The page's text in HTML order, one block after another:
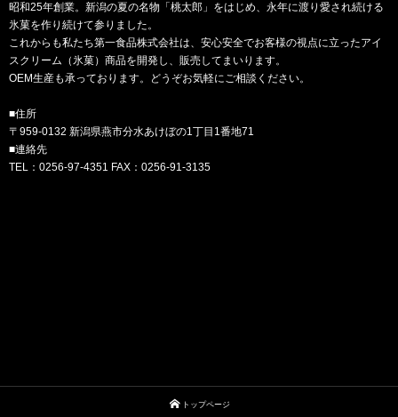
昭和25年創業。新潟の夏の名物「桃太郎」をはじめ、永年に渡り愛され続ける
氷菓を作り続けて参りました。
これからも私たち第一食品株式会社は、安心安全でお客様の視点に立ったアイ
スクリーム（氷菓）商品を開発し、販売してまいります。
OEM生産も承っております。どうぞお気軽にご相談ください。
■住所
〒959-0132 新潟県燕市分水あけぼの1丁目1番地71
■連絡先
TEL：0256-97-4351 FAX：0256-91-3135
トップページ